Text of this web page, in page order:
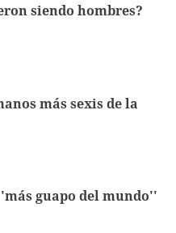
siendo hombres?
más sexis de la
guapo del mundo''